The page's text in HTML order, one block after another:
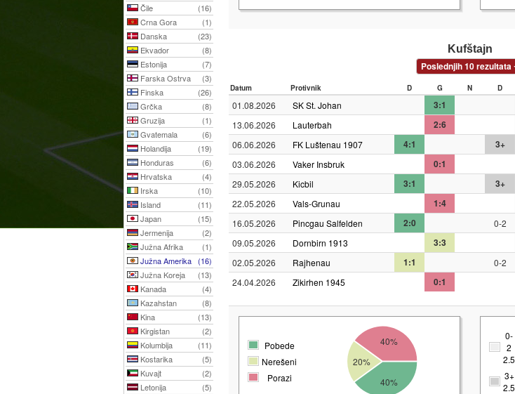
Čile
(16)
Crna Gora
(1)
Danska
(23)
Ekvador
(8)
Estonija
(7)
Farska Ostrva
(3)
Finska
(26)
Grčka
(8)
Gruzija
(1)
Gvatemala
(6)
Holandija
(19)
Honduras
(6)
Hrvatska
(4)
Irska
(10)
Island
(11)
Japan
(15)
Jermenija
(2)
Južna Afrika
(1)
Južna Amerika (16)
Južna Koreja
(13)
Kanada
(4)
Kazahstan
(8)
Kina
(13)
Kirgistan
(2)
Kolumbija
(11)
Kostarika
(5)
Kuvajt
(2)
Letonija
(5)
Kufštajn
Poslednjih 10 rezultata
Datum Protivnik D G N D
01.08.2026 SK St. Johan 3:1
13.06.2026
Lauterbah 2:6
06.06.2026
FK Luštenau 1907 4:1 3+
03.06.2026
Vaker Insbruk 0:1
29.05.2026
Kicbil 3:1 3+
22.05.2026
Vals-Grunau 1:4
16.05.2026
Pincgau Salfelden 2:0 0-2
09.05.2026
Dornbirn 1913 3:3
02.05.2026
Rajhenau 1:1 0-2
24.04.2026
Zikirhen 1945 0:1
Pobede
Nerešeni
Porazi
40%
20%
40%
0-
2
2.5
3+
2.5